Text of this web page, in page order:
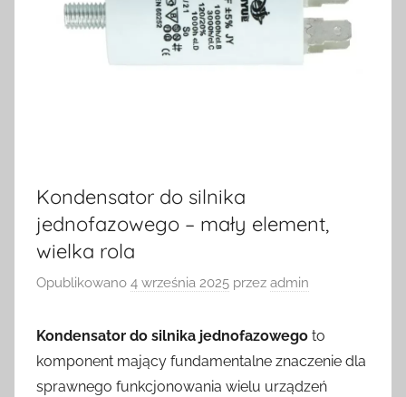
Kondensator do silnika
jednofazowego – mały element,
wielka rola
Opublikowano 4 września 2025 przez admin
Kondensator do silnika jednofazowego to
komponent mający fundamentalne znaczenie dla
sprawnego funkcjonowania wielu urządzeń